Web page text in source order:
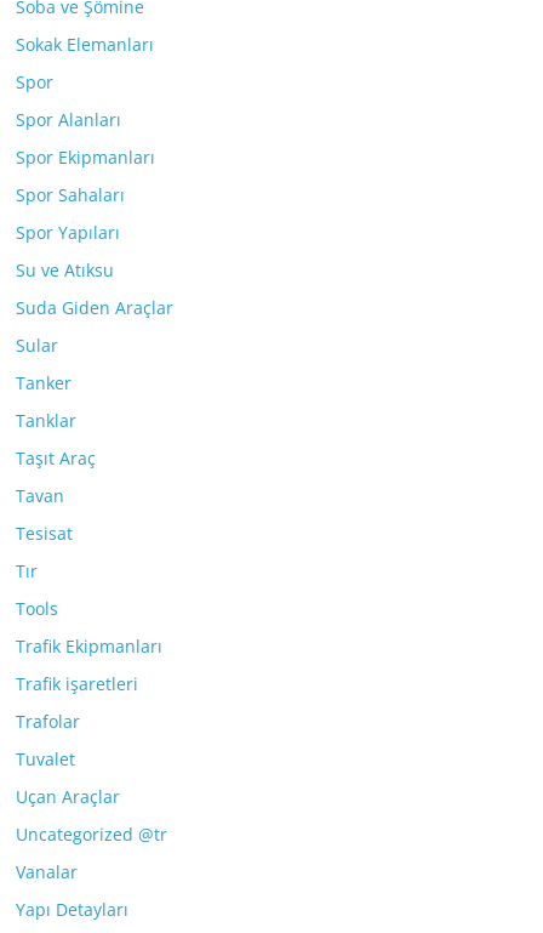
Soba ve Şömine
Sokak Elemanları
Spor
Spor Alanları
Spor Ekipmanları
Spor Sahaları
Spor Yapıları
Su ve Atıksu
Suda Giden Araçlar
Sular
Tanker
Tanklar
Taşıt Araç
Tavan
Tesisat
Tır
Tools
Trafik Ekipmanları
Trafik işaretleri
Trafolar
Tuvalet
Uçan Araçlar
Uncategorized @tr
Vanalar
Yapı Detayları